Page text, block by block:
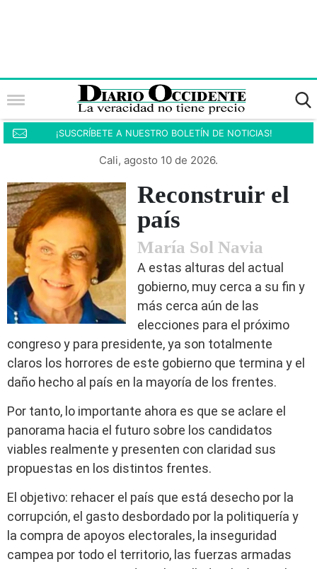
¡SUSCRÍBETE A NUESTRO BOLETÍN DE NOTICIAS!
Cali, agosto 10 de 2026.
Reconstruir el
país
María Sol Navia
A estas alturas del actual
gobierno, muy cerca a su fin y
más cerca aún de las
elecciones para el próximo
congreso y para presidente, ya son totalmente
claros los horrores de este gobierno que termina y el
daño hecho al país en la mayoría de los frentes.
Por tanto, lo importante ahora es que se aclare el
panorama hacia el futuro sobre los candidatos
viables realmente y presenten con claridad sus
propuestas en los distintos frentes.
El objetivo: rehacer el país que está desecho por la
corrupción, el gasto desbordado por la politiquería y
la compra de apoyos electorales, la inseguridad
campea por todo el territorio, las fuerzas armadas